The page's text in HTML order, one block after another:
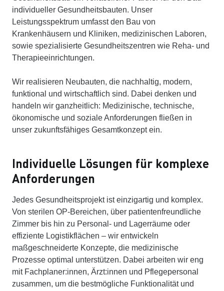
individueller Gesundheitsbauten. Unser
Leistungsspektrum umfasst den Bau von
Krankenhäusern und Kliniken, medizinischen Laboren,
sowie spezialisierte Gesundheitszentren wie Reha- und
Therapieeinrichtungen.
Wir realisieren Neubauten, die nachhaltig, modern,
funktional und wirtschaftlich sind. Dabei denken und
handeln wir ganzheitlich: Medizinische, technische,
ökonomische und soziale Anforderungen fließen in
unser zukunftsfähiges Gesamtkonzept ein.
Individuelle Lösungen für komplexe
Anforderungen
Jedes Gesundheitsprojekt ist einzigartig und komplex.
Von sterilen OP-Bereichen, über patientenfreundliche
Zimmer bis hin zu Personal- und Lagerräume oder
effiziente Logistikflächen – wir entwickeln
maßgeschneiderte Konzepte, die medizinische
Prozesse optimal unterstützen. Dabei arbeiten wir eng
mit Fachplaner:innen, Ärzt:innen und Pflegepersonal
zusammen, um die bestmögliche Funktionalität und